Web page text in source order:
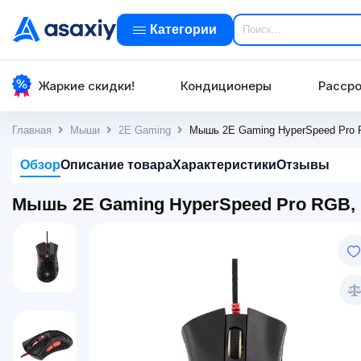
Категории
Жаркие скидки! Кондиционеры
Главная Мыши 2E Gaming Мышь 2E Gaming HyperSpeed Pro
ОбзорОписание товараХарактеристикиОтзывы
Мышь 2E Gaming HyperSpeed Pro RGB,